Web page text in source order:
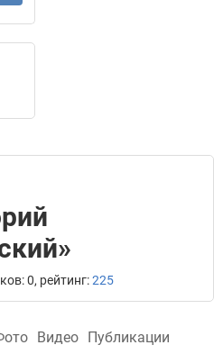
0, рейтинг:225
Видео Публикации